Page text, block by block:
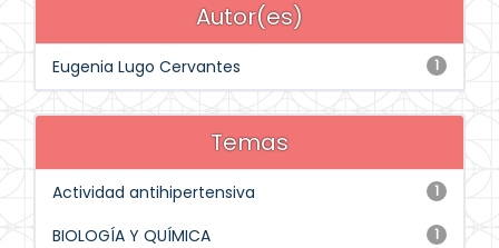
Autor(es)
1
Eugenia Lugo Cervantes
Temas
1
Actividad antihipertensiva
1
BIOLOGÍA Y QUÍMICA